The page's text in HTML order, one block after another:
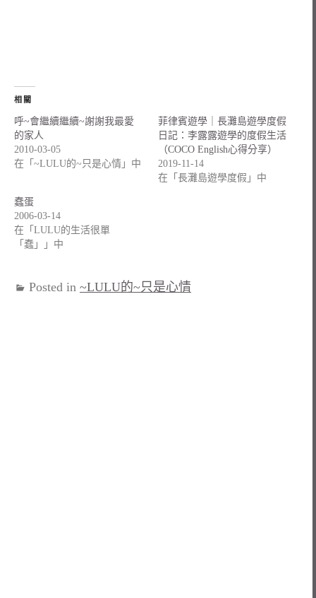
相關
呼~會繼續繼續~謝謝我最愛
的家人
2010-03-05
在「~LULU的~只是心情」中
菲律賓遊學｜長灘島遊學度假
日記：李露露遊學的度假生活
（COCO English心得分享）
2019-11-14
在「長灘島遊學度假」中
蠢蛋
2006-03-14
在「LULU的生活很單
「蠢」」中
Posted in ~LULU的~只是心情